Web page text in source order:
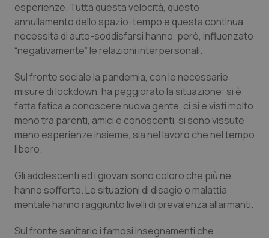
Tiroide
Tumore al seno
Tumore ovarico
Tumori del Polmone & Testa Collo
Tumori gastrointestinali
Ulcera & Reflusso
Vaccini
esperienze. Tutta questa velocità, questo
annullamento dello spazio-tempo e questa continua
necessità di auto-soddisfarsi hanno, però, influenzato
“negativamente” le relazioni interpersonali.
Sul fronte sociale la pandemia, con le necessarie
misure di lockdown, ha peggiorato la situazione: si è
fatta fatica a conoscere nuova gente, ci si è visti molto
meno tra parenti, amici e conoscenti, si sono vissute
meno esperienze insieme, sia nel lavoro che nel tempo
libero.
Gli adolescenti ed i giovani sono coloro che più ne
hanno sofferto. Le situazioni di disagio o malattia
mentale hanno raggiunto livelli di prevalenza allarmanti.
Sul fronte sanitario i famosi insegnamenti che